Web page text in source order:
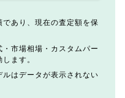
あり、現在の査定額を保
市場相場・カスタムパー
ます。
はデータが表示されない